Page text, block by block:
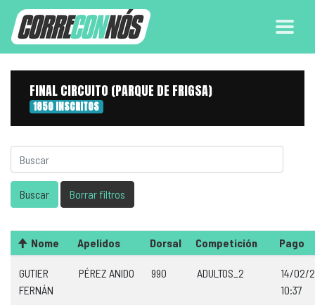
FINAL CIRCUITO (PARQUE DE FRIGSA)
1850 INSCRITOS
Nome Apelidos Dorsal Competición Pago
GUTIER
FERNÁN
PÉREZ ANIDO 990 ADULTOS_2
14/02/
10:37